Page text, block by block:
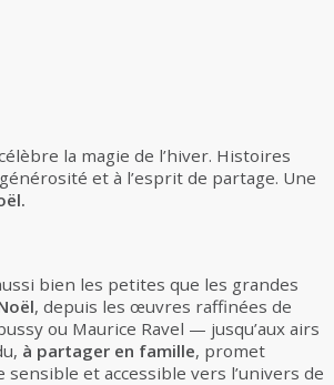
la magie de l’hiver. Histoires
et à l’esprit de partage. Une
bien les petites que les grandes
, depuis les œuvres raffinées de
ou Maurice Ravel — jusqu’aux airs
à partager en famille, promet
et accessible vers l’univers de